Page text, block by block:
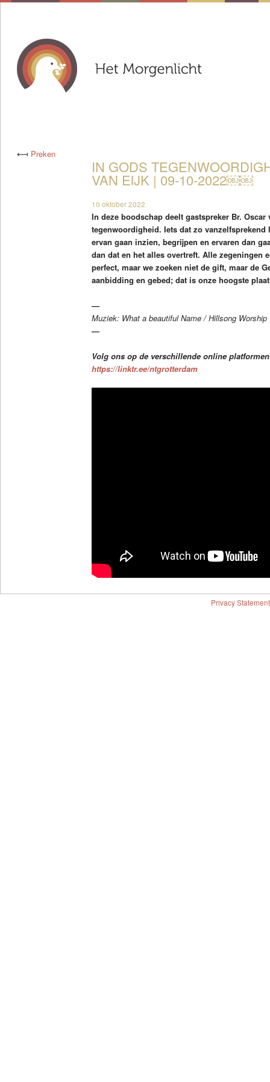
⟻ Preken
IN GODS
VAN EIJK | 09-10-2022￼￼
10 oktober 2022
In deze boodschap deelt gastspreker Br.
tegenwoordigheid. Iets dat zo vanzelfsprekend
ervan gaan inzien, begrijpen en ervaren dan
dan dat en het alles overtreft. Alle zegeningen
perfect, maar we zoeken niet de gift, maar de
aanbidding en gebed; dat is onze hoogste
—
Muziek: What a beautiful Name / Hillsong Worship
—
Volg ons op de verschillende online
https://linktr.ee/ntgrotterdam
Privacy Statement